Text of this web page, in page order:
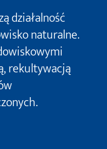
działalność
naturalne.
rekultywacją